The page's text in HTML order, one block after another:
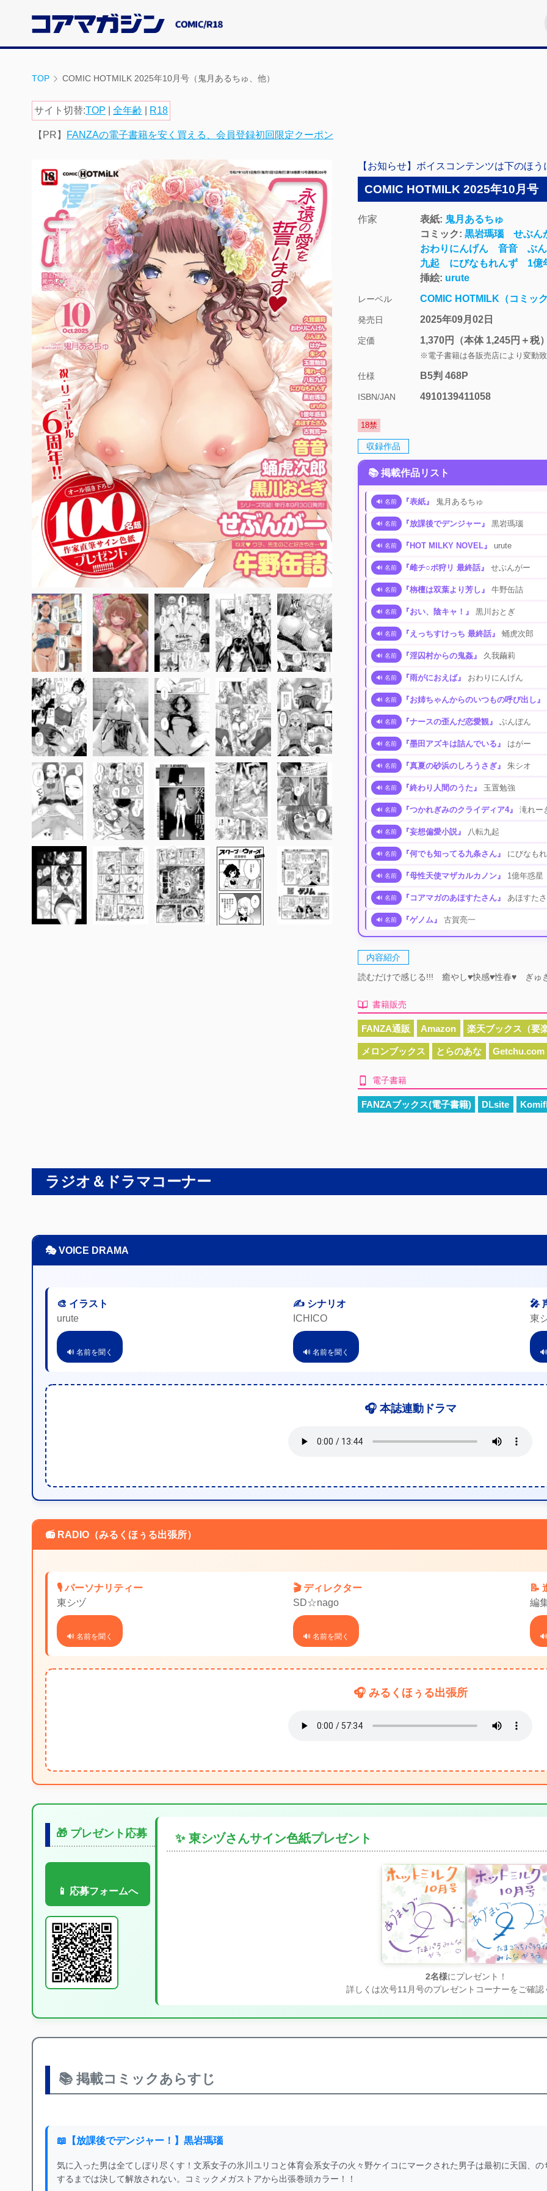
ン
TOP COMIC HOTMILK 2025年10月号（鬼月あるちゅ、他）
サイト切替:TOP 全年齢 R18
【PR】 FANZAの電子書籍を安く買える、会員登録初回限定クーポン
【お知らせ】ボイスコンテンツは下のほ
COMIC HOTMILK 2025年10月号
作家 表紙: 鬼月あるちゅ
コミック: 黒岩瑪瑙
せぶん
おわりにんげん
音音
ぶ
九起
にびなもれんず
1億
挿絵: urute
レーベル COMIC HOTMILK（コミッ
発売日 2025年09月02日
定価 1,370円 （本体 1,245円＋税
※電子書籍は各販売店により変動
仕様 B5判 468P
ISBN/JAN 4910139411058
18禁
収録作品
📚 掲載作品リスト
🔊 名前 『表紙』 鬼月あるちゅ
🔊 名前 『放課後でデンジャー』 黒岩瑪瑙
🔊 名前 『HOT MILKY NOVEL』 urute
🔊 名前 『雌チ○ポ狩リ 最終話』 せぶんがー
🔊 名前 『栴檀は双葉より芳し』 牛野缶詰
🔊 名前 『おい、陰キャ！』 黒川おとぎ
🔊 名前 『えっちすけっち 最終話』 蛹虎次郎
🔊 名前 『淫囚村からの鬼姦』 久我繭莉
🔊 名前 『雨がにおえば』 おわりにんげん
🔊 名前 『お姉ちゃんからのいつもの呼び出し』
🔊 名前 『ナースの歪んだ恋愛観』 ぶんぼん
🔊 名前 『墨田アズキは詰んでいる』 はがー
🔊 名前 『真夏の砂浜のしろうさぎ』 朱シオ
🔊 名前 『終わり人間のうた』 玉置勉強
🔊 名前 『つかれぎみのクライディア4』 滝れー
🔊 名前 『妄想偏愛小説』 八転九起
🔊 名前 『何でも知ってる九条さん』 にびなも
🔊 名前 『母性天使マザカルカノン』 1億年惑星
🔊 名前 『コアマガのあほすたさん』 あほすた
🔊 名前 『ゲノム』 古賀亮一
内容紹介
読むだけで感じる!!! 癒やし♥快感♥性春♥ ぎゅ
書籍販売
FANZA通販 Amazon 楽天ブックス（要
メロンブックス とらのあな Getchu.com
電子書籍
FANZAブックス(電子書籍) DLsite
ラジオ＆ドラマコーナー
🎭 VOICE DRAMA
🎨 イラスト
urute
🔊 名前を聞く
✍️ シナリオ
ICHICO
🔊 名前を聞く
🎤
東
🎧 本誌連動ドラマ
📻 RADIO（みるくほぅる出張所）
🎙️ パーソナリティー
東シヅ
🔊 名前を聞く
🎬 ディレクター
SD☆nago
🔊 名前を聞く
📝
編
🎧 みるくほぅる出張所
🎁 プレゼント応募
📱 応募フォームへ
✨ 東シヅさんサイン色紙プレゼント
2名様にプレゼント！
詳しくは次号11月号のプレゼントコーナーをご確認
📚 掲載コミックあらすじ
📖【放課後でデンジャー！】黒岩瑪瑙
気に入った男は全てしぼり尽くす！文系女子の氷川ユリコと体育会系女子の火々野ケイコにマークされた男子は最初に天国、
するまでは決して解放されない。コミックメガストアから出張巻頭カラー！！